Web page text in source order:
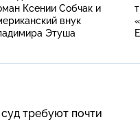
Ксении Собчак и
внук
Этуша
требуют почти